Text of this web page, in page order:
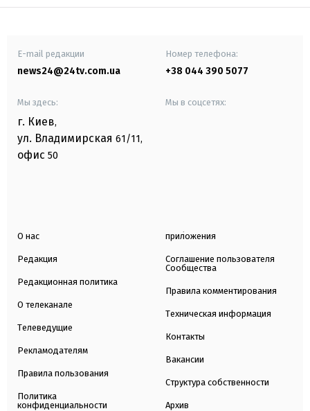
E-mail редакции
news24@24tv.com.ua
Номер телефона:
+38 044 390 5077
Мы здесь:
г. Киев,
ул. Владимирская 61/11,
офис 50
Мы в соцсетях:
О нас
Редакция
Редакционная политика
О телеканале
Телеведущие
Рекламодателям
Правила пользования
Политика
конфиденциальности
приложения
Соглашение пользователя
Сообщества
Правила комментирования
Техническая информация
Контакты
Вакансии
Структура собственности
Архив